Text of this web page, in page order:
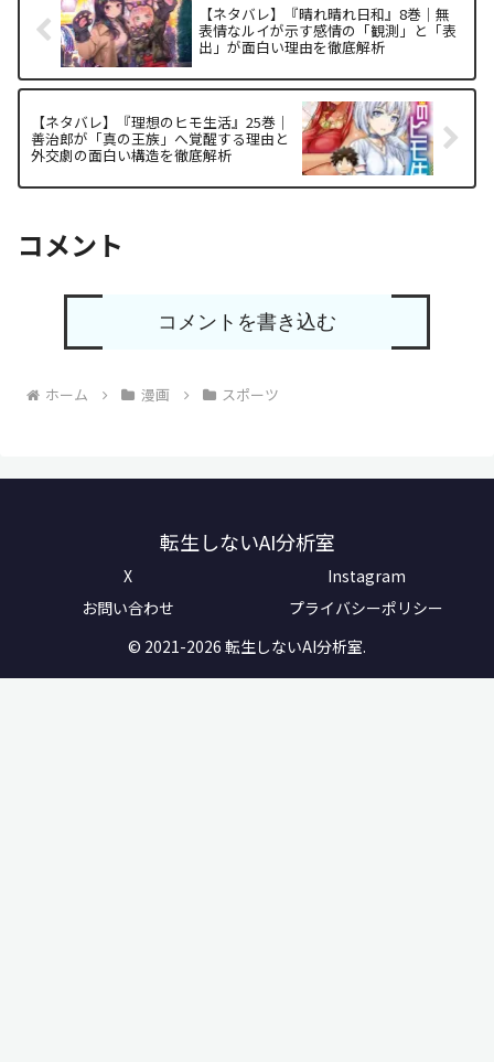
【ネタバレ】『晴れ晴れ日和』8巻｜無
表情なルイが示す感情の「観測」と「表
出」が面白い理由を徹底解析
【ネタバレ】『理想のヒモ生活』25巻｜
善治郎が「真の王族」へ覚醒する理由と
外交劇の面白い構造を徹底解析
コメント
コメントを書き込む
ホーム 漫画 スポーツ
転生しないAI分析室
X
Instagram
お問い合わせ
プライバシーポリシー
© 2021-2026 転生しないAI分析室.